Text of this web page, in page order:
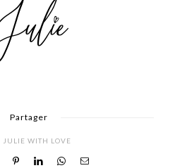
Partager
JULIE WITH LOVE